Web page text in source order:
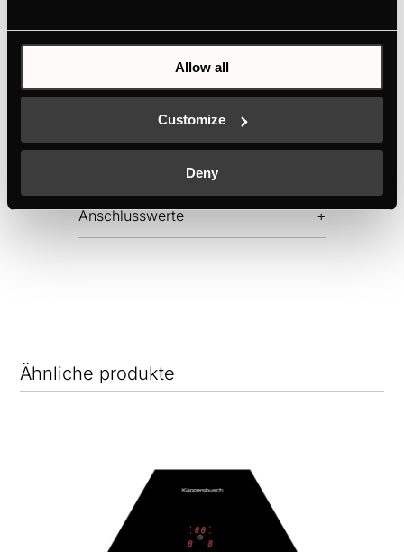
Allow all
Customize
Deny
Abmessungen
Anschlusswerte
Ähnliche produkte